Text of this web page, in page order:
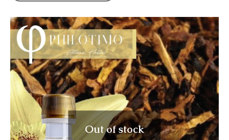
Out of stock